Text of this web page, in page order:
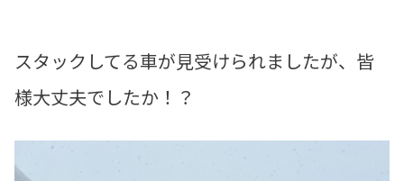
スタックしてる車が見受けられましたが、皆
様大丈夫でしたか！？